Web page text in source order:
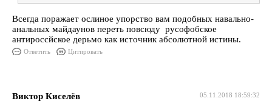
Всегда поражает ослиное упорство вам подобных навально-
анальных майдаунов переть повсюду русофобское
антироссйское дерьмо как источник абсолютной истины.
Ответить Цитировать
05.11.2018 18:59:32
Виктор Киселёв